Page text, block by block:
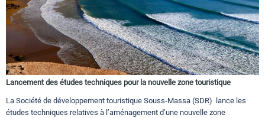
Lancement des études techniques pour la nouvelle zone touristique
La Société de développement touristique Souss-Massa (SDR) lance les
études techniques relatives à l’aménagement d’une nouvelle zone